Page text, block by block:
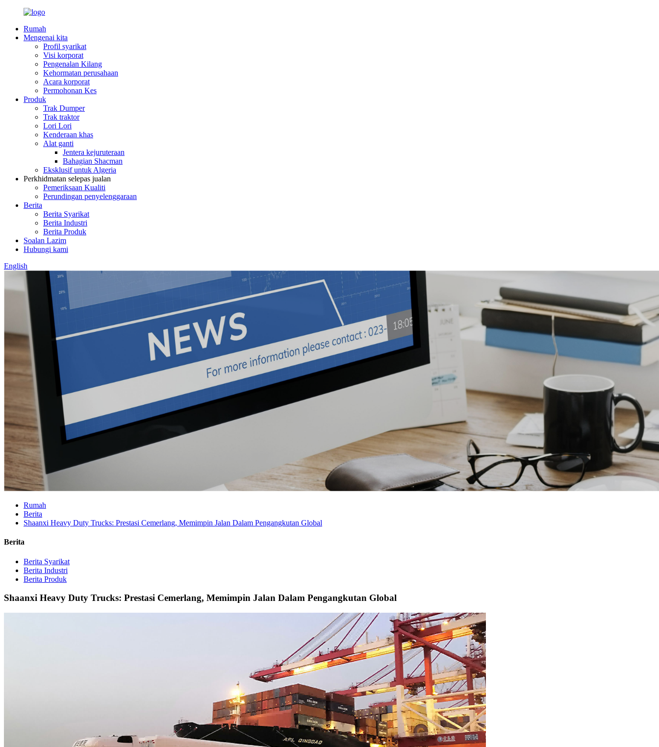
Rumah
Mengenai kita
Profil syarikat
Visi korporat
Pengenalan Kilang
Kehormatan perusahaan
Acara korporat
Permohonan Kes
Produk
Trak Dumper
Trak traktor
Lori Lori
Kenderaan khas
Alat ganti
Jentera kejuruteraan
Bahagian Shacman
Eksklusif untuk Algeria
Perkhidmatan selepas jualan
Pemeriksaan Kualiti
Perundingan penyelenggaraan
Berita
Berita Syarikat
Berita Industri
Berita Produk
Soalan Lazim
Hubungi kami
English
Rumah
Berita
Shaanxi Heavy Duty Trucks: Prestasi Cemerlang, Memimpin Jalan Dalam Pengangkutan Global
Berita
Berita Syarikat
Berita Industri
Berita Produk
Shaanxi Heavy Duty Trucks: Prestasi Cemerlang, Memimpin Jalan Dalam Pengangkutan Global